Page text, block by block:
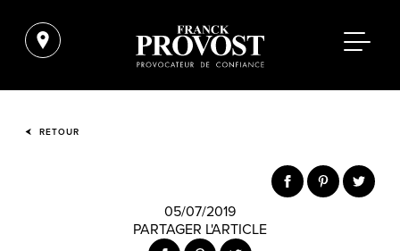
RETOUR
05/07/2019
PARTAGER L'ARTICLE